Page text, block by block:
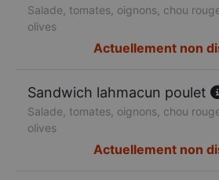
Salade, tomates, oignons, chou
olives
Actuellement non
Sandwich lahmacun poulet
Salade, tomates, oignons, chou
olives
Actuellement non